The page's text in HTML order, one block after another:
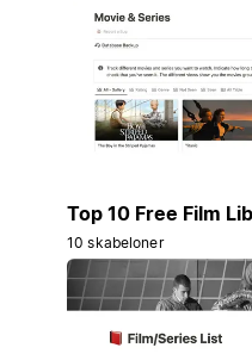
Top 10 Free Film
10 skabeloner